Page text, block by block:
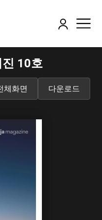
10호
체화면 다운로드